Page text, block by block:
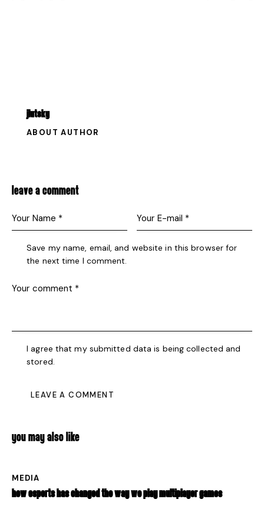
JLUTSKY
ABOUT AUTHOR
LEAVE A COMMENT
Save my name, email, and website in this browser for
the next time I comment.
I agree that my submitted data is being collected and
stored.
YOU MAY ALSO LIKE
MEDIA
HOW ESPORTS HAS CHANGED THE WAY WE PLAY MULTIPLAYER GAMES